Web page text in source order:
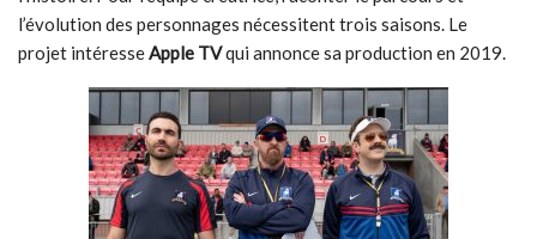
l’évolution des personnages nécessitent trois saisons. Le
projet intéresseApple TVqui annonce sa production en 2019.